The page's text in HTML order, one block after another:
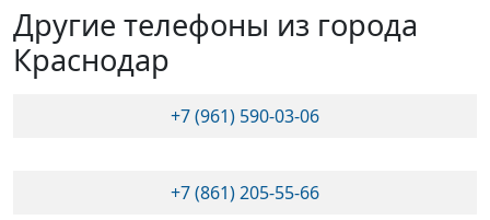
Другие телефоны из города
Краснодар
+7 (961) 590-03-06
+7 (861) 205-55-66